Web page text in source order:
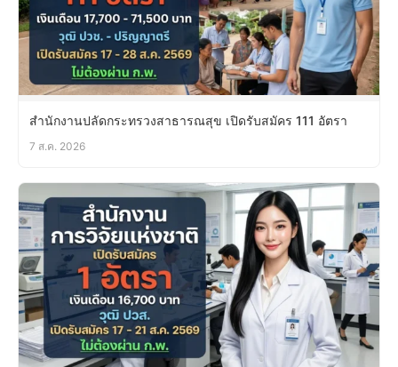
สำนักงานปลัดกระทรวงสาธารณสุข เปิดรับสมัคร 111 อัตรา
7 ส.ค. 2026